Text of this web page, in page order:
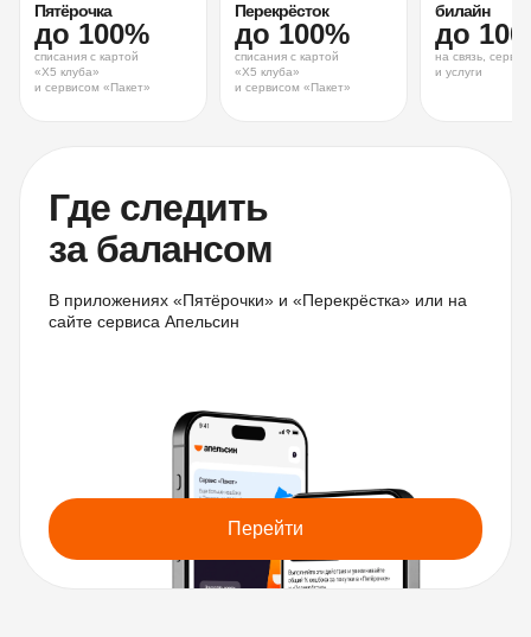
Пятёрочка
до 100%
списания с картой
«X5 клуба»
и сервисом «Пакет»
Перекрёсток
до 100%
списания с картой
«X5 клуба»
и сервисом «Пакет»
билайн
до 100
на связь,
и услуги
Где следить
за балансом
В приложениях «Пятёрочки» и «Перекрёстка» или на
сайте сервиса Апельсин
Перейти